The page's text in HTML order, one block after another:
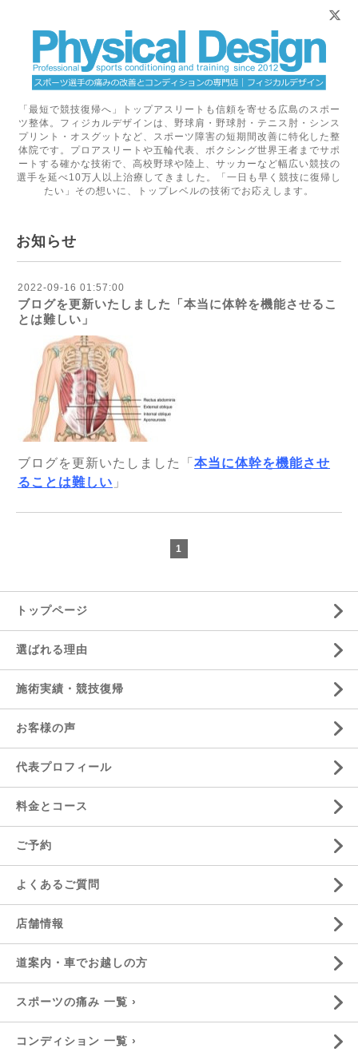
「最短で競技復帰へ」トップアスリートも信頼を寄せる広島のスポー
ツ整体。フィジカルデザインは、野球肩・野球肘・テニス肘・シンス
プリント・オスグットなど、スポーツ障害の短期間改善に特化した整
体院です。プロアスリートや五輪代表、ボクシング世界王者までサポ
ートする確かな技術で、高校野球や陸上、サッカーなど幅広い競技の
選手を延べ10万人以上治療してきました。「一日も早く競技に復帰し
たい」その想いに、トップレベルの技術でお応えします。
お知らせ
2022-09-16 01:57:00
ブログを更新いたしました「本当に体幹を機能させるこ
とは難しい」
ブログを更新いたしました「 本当に体幹を機能させ
ることは難しい 」
1
トップページ
選ばれる理由
施術実績・競技復帰
お客様の声
代表プロフィール
料金とコース
ご予約
よくあるご質問
店舗情報
道案内・車でお越しの方
スポーツの痛み 一覧 ›
コンディション 一覧 ›